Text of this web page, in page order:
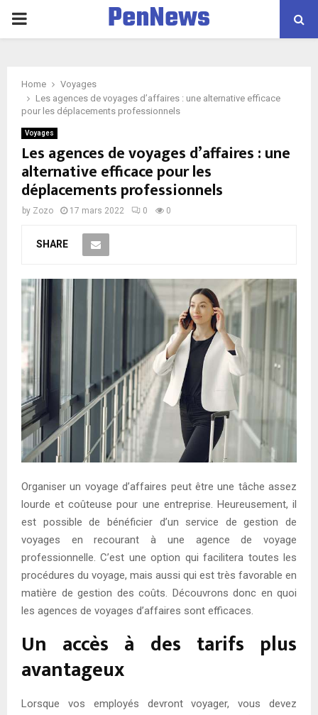
P
M
A
M
N
U
PenNews
Home
Voyages
Les agences de voyages d’affaires : une alternative efficace
pour les déplacements professionnels
Voyages
Les agences de voyages d’affaires : une
alternative efficace pour les
déplacements professionnels
by Zozo 17 mars 2022 0 0
SHARE
Organiser un voyage d’affaires peut être une tâche assez
lourde et coûteuse pour une entreprise. Heureusement, il
est possible de bénéficier d’un service de gestion de
voyages en recourant à une agence de voyage
professionnelle. C’est une option qui facilitera toutes les
procédures du voyage, mais aussi qui est très favorable en
matière de gestion des coûts. Découvrons donc en quoi
les agences de voyages d’affaires sont efficaces.
Un accès à des tarifs plus
avantageux
Lorsque vos employés devront voyager, vous devez